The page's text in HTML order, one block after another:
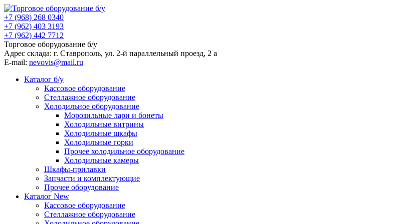
+7 (968) 268 0340
+7 (962) 403 3193
+7 (962) 442 7712
Торговое оборудование б/у
Адрес склада: г. Ставрополь, ул. 2-й параллельный проезд, 2 a
E-mail: nevovis@mail.ru
Каталог б/у
Кассовое оборудование
Стеллажное оборудование
Холодильное оборудование
Морозильные лари и бонеты
Холодильные витрины
Холодильные шкафы
Холодильные горки
Прочее холодильное оборудование
Холодильные камеры
Шкафы-прилавки
Запчасти и комплектующие
Прочее оборудование
Каталог New
Кассовое оборудование
Стеллажное оборудование